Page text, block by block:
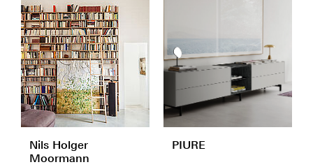
Nils Holger
Moormann
PIURE